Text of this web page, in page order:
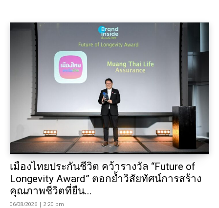
เมืองไทยประกันชีวิต คว้ารางวัล “Future of
Longevity Award” ตอกย้ำวิสัยทัศน์การสร้าง
คุณภาพชีวิตที่ยืน...
06/08/2026 | 2:20 pm